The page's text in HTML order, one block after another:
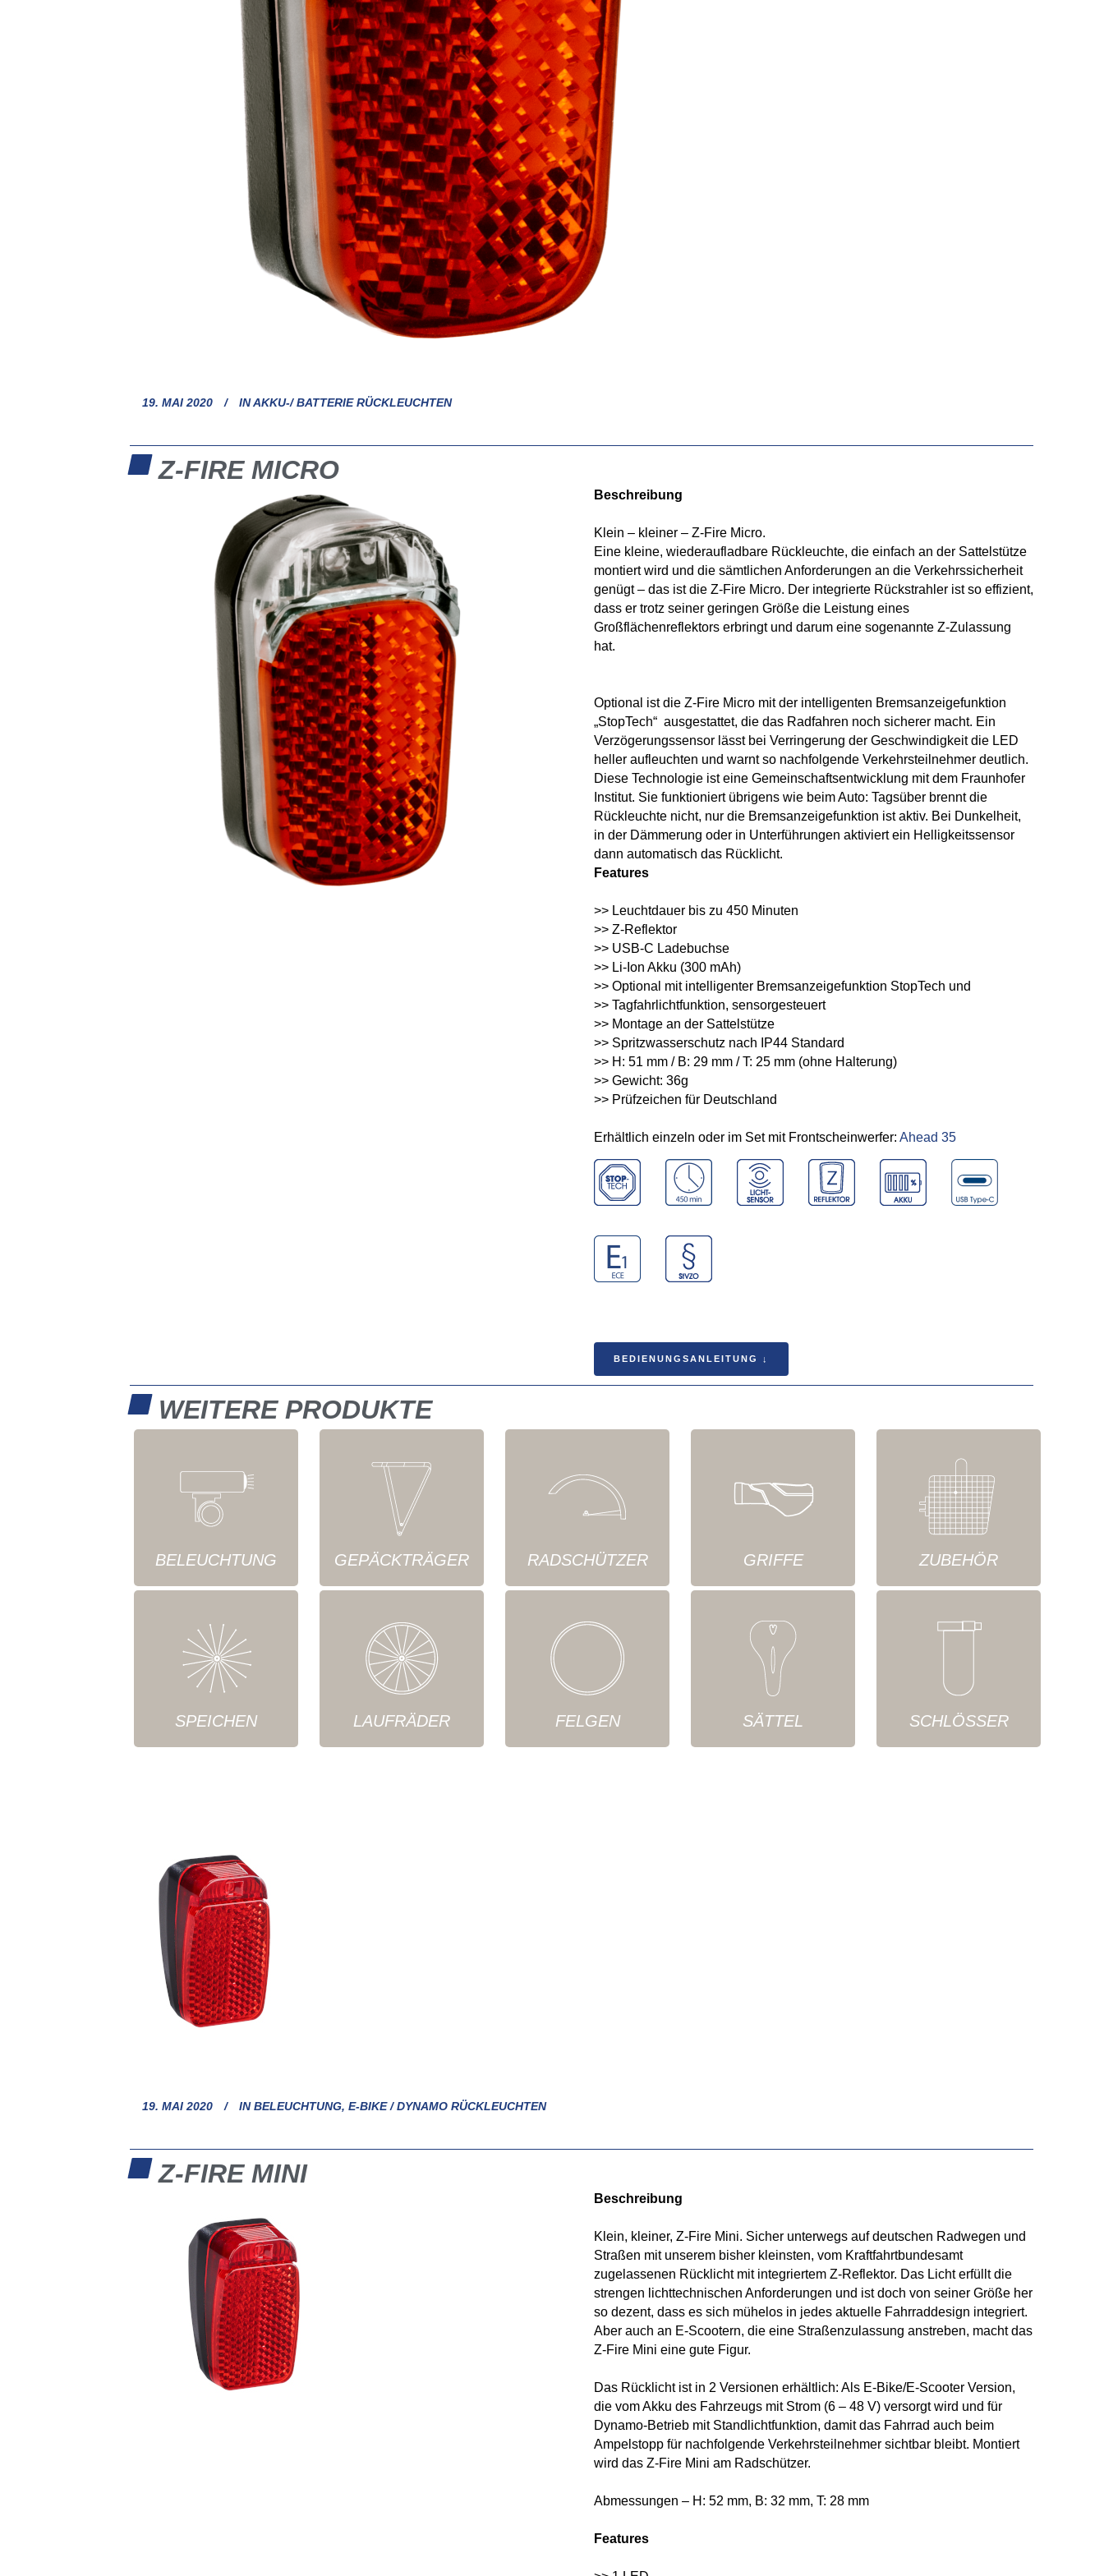
19. MAI 2020 INAKKU-/ BATTERIE RÜCKLEUCHTEN
Z-FIRE MICRO
Beschreibung
Klein – kleiner – Z-Fire Micro.
Eine kleine, wiederaufladbare Rückleuchte, die einfach an der Sattelstütze
montiert wird und die sämtlichen Anforderungen an die Verkehrssicherheit
genügt – das ist die Z-Fire Micro. Der integrierte Rückstrahler ist so effizient,
dass er trotz seiner geringen Größe die Leistung eines
Großflächenreflektors erbringt und darum eine sogenannte Z-Zulassung
hat.
Optional ist die Z-Fire Micro mit der intelligenten Bremsanzeigefunktion
„StopTech“ ausgestattet, die das Radfahren noch sicherer macht. Ein
Verzögerungssensor lässt bei Verringerung der Geschwindigkeit die LED
heller aufleuchten und warnt so nachfolgende Verkehrsteilnehmer deutlich.
Diese Technologie ist eine Gemeinschaftsentwicklung mit dem Fraunhofer
Institut. Sie funktioniert übrigens wie beim Auto: Tagsüber brennt die
Rückleuchte nicht, nur die Bremsanzeigefunktion ist aktiv. Bei Dunkelheit,
in der Dämmerung oder in Unterführungen aktiviert ein Helligkeitssensor
dann automatisch das Rücklicht.
Features
>> Leuchtdauer bis zu 450 Minuten
>> Z-Reflektor
>> USB-C Ladebuchse
>> Li-Ion Akku (300 mAh)
>> Optional mit intelligenter Bremsanzeigefunktion StopTech und
>> Tagfahrlichtfunktion, sensorgesteuert
>> Montage an der Sattelstütze
>> Spritzwasserschutz nach IP44 Standard
>> H: 51 mm / B: 29 mm / T: 25 mm (ohne Halterung)
>> Gewicht: 36g
>> Prüfzeichen für Deutschland
Erhältlich einzeln oder im Set mit Frontscheinwerfer: Ahead 35
BEDIENUNGSANLEITUNG ↓
WEITERE PRODUKTE
BELEUCHTUNG GEPÄCKTRÄGER RADSCHÜTZER GRIFFE ZUBEHÖR
SPEICHEN LAUFRÄDER FELGEN SÄTTEL SCHLÖSSER
19. MAI 2020 IN BELEUCHTUNG, E-BIKE / DYNAMO RÜCKLEUCHTEN
Z-FIRE MINI
Beschreibung
Klein, kleiner, Z-Fire Mini. Sicher unterwegs auf deutschen Radwegen und
Straßen mit unserem bisher kleinsten, vom Kraftfahrtbundesamt
zugelassenen Rücklicht mit integriertem Z-Reflektor. Das Licht erfüllt die
strengen lichttechnischen Anforderungen und ist doch von seiner Größe her
so dezent, dass es sich mühelos in jedes aktuelle Fahrraddesign integriert.
Aber auch an E-Scootern, die eine Straßenzulassung anstreben, macht das
Z-Fire Mini eine gute Figur.
Das Rücklicht ist in 2 Versionen erhältlich: Als E-Bike/E-Scooter Version,
die vom Akku des Fahrzeugs mit Strom (6 – 48 V) versorgt wird und für
Dynamo-Betrieb mit Standlichtfunktion, damit das Fahrrad auch beim
Ampelstopp für nachfolgende Verkehrsteilnehmer sichtbar bleibt. Montiert
wird das Z-Fire Mini am Radschützer.
Abmessungen – H: 52 mm, B: 32 mm, T: 28 mm
Features